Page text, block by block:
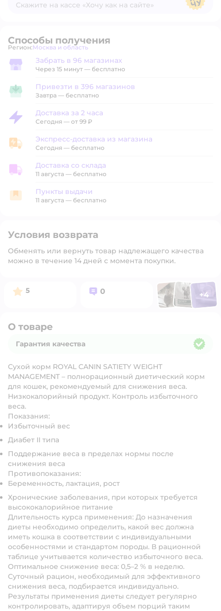
Скажите на кассе «Хочу как на сайте»
Способы получения
Регион: Выбор адреса доставки.
Москва и область
Забрать в магазине
Забрать в 96 магазинах
Через 15 минут — бесплатно
Привезти в магазин
Привезти в 396 магазинов
Завтра — бесплатно
Доставка за 2 часа
Доставка за 2 часа
Сегодня — от 99 ₽
Экспресс-доставка из магазина
Экспресс-доставка из магазина
Сегодня — бесплатно
Доставка со склада
Доставка со склада
11 августа — бесплатно
Пункты выдачи
Пункты выдачи
11 августа — бесплатно
Условия возврата
Обменять или вернуть товар надлежащего качества
можно в течение 14 дней с момента покупки.
Рейтинг:
5 Вопросов:
0 ФотоФотоФото
+4
Открыть
О товаре
Гарантия качества
Сухой корм ROYAL CANIN SATIETY WEIGHT
MANAGEMENT – полнорационный диетический корм
для кошек, рекомендуемый для снижения веса.
Низкокалорийный продукт. Контроль избыточного
веса.
Показания:
Избыточный вес
Диабет II типа
Поддержание веса в пределах нормы после
снижения веса
Противопоказания:
Беременность, лактация, рост
Хронические заболевания, при которых требуется
высококалорийное питание
Длительность курса применения: До назначения
диеты необходимо определить, какой вес должна
иметь кошка в соответствии с индивидуальными
особенностями и стандартом породы. В рационной
таблице учитывается количество избыточного веса.
Оптимальное снижение веса: 0,5–2 % в неделю.
Суточный рацион, необходимый для эффективного
снижения веса, подбирается индивидуально.
Результаты применения диеты следует регулярно
контролировать, адаптируя объем порций таким